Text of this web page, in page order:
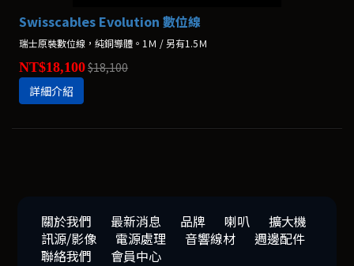
Swisscables Evolution 數位線
瑞士原裝數位線，純銅導體。1Ｍ / 另有1.5Ｍ
NT$18,100$18,100
詳細介紹
關於我們 最新消息 品牌 喇叭
擴大機
訊源/影像
電源處理 音響線材
週邊配件
聯絡我們
會員中心